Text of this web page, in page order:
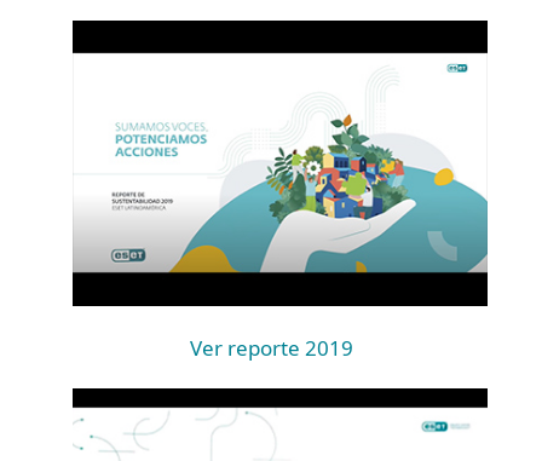
Ver reporte 2019